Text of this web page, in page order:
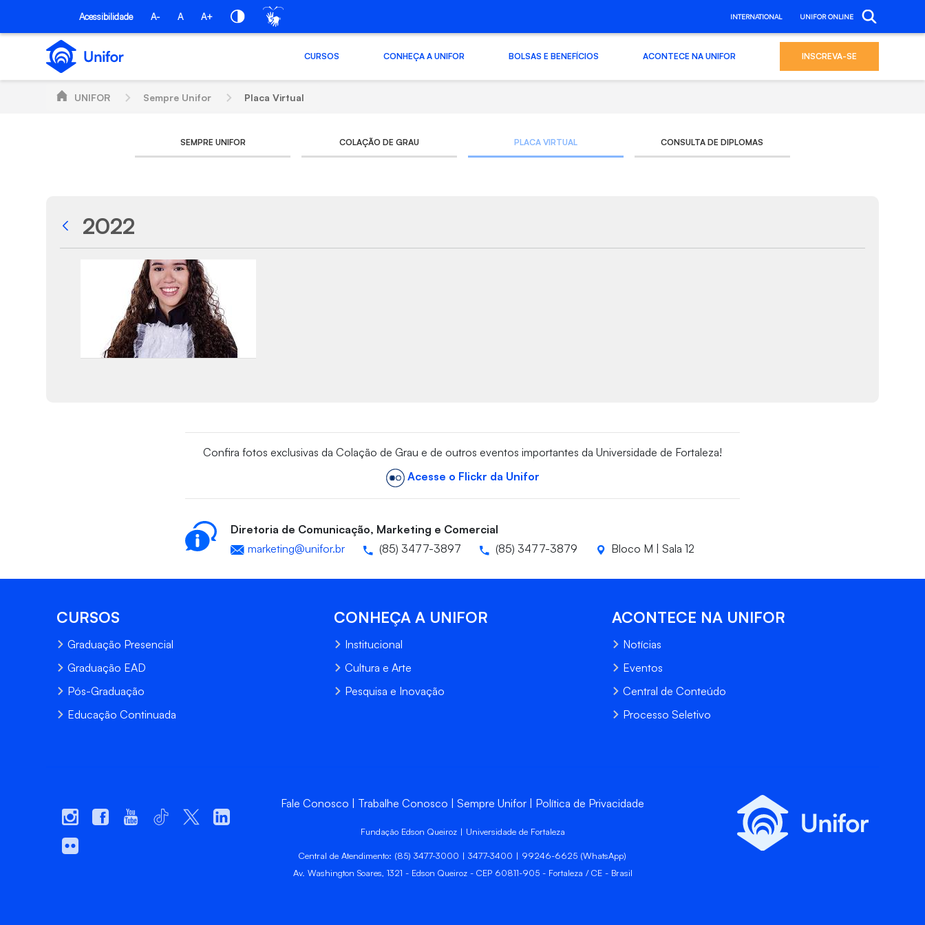
Pular para o Conteúdo principal
Acessibilidade A- A A+ INTERNATIONAL UNIFOR ONLINE
CURSOS CONHEÇA A UNIFOR BOLSAS E BENEFÍCIOS ACONTECE NA UNIFOR INSCREVA-SE
UNIFOR Sempre Unifor Placa Virtual
SEMPRE UNIFOR COLAÇÃO DE GRAU PLACA VIRTUAL CONSULTA DE DIPLOMAS
2022
Galeria de Mídias
Confira fotos exclusivas da Colação de Grau e de outros eventos importantes da Universidade de Fortaleza!
Acesse o Flickr da Unifor
Diretoria de Comunicação, Marketing e Comercial
marketing@unifor.br
(85) 3477-3897 (85) 3477-3879 Bloco M | Sala 12
CURSOS
Graduação Presencial
Graduação EAD
Pós-Graduação
Educação Continuada
CONHEÇA A UNIFOR
Institucional
Cultura e Arte
Pesquisa e Inovação
ACONTECE NA UNIFOR
Notícias
Eventos
Central de Conteúdo
Processo Seletivo
Fale Conosco Trabalhe Conosco Sempre Unifor Política de Privacidade
Fundação Edson Queiroz | Universidade de Fortaleza
Central de Atendimento: (85) 3477-3000 | 3477-3400 | 99246-6625 (WhatsApp)
Av. Washington Soares, 1321 - Edson Queiroz - CEP 60811-905 - Fortaleza / CE - Brasil